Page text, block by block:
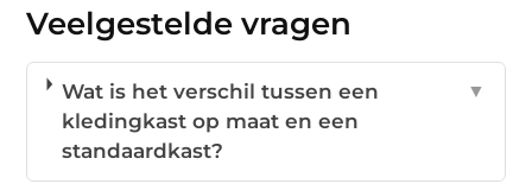
Veelgestelde vragen
Wat is het verschil tussen een
kledingkast op maat en een
standaardkast?
▼